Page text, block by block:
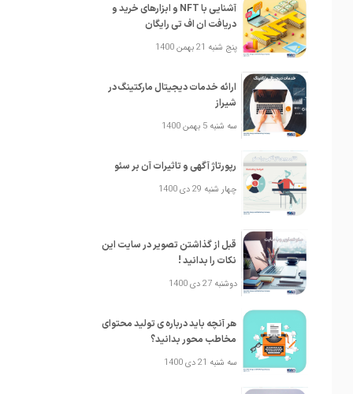
آشنایی با NFT و ابزارهای خرید و
دریافت ان اف تی رایگان
پنج شنبه 21 بهمن 1400
ارائه خدمات دیجیتال مارکتینگ در
شیراز
سه شنبه 5 بهمن 1400
رپورتاژ آگهی و تاثیرات آن بر سئو
چهار شنبه 29 دی 1400
قبل از گذاشتن تصویر در سایت این
نکات را بدانید !
دوشنبه 27 دی 1400
هر آنچه باید درباره ی تولید محتوای
مخاطب محور بدانید؟
سه شنبه 21 دی 1400